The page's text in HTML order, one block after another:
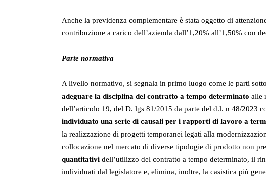
Anche la previdenza complementare è stata oggetto di
contribuzione a carico dell’azienda dall’1,20% all’1,50% con
Parte normativa
A livello normativo, si segnala in primo luogo come le parti
adeguare la disciplina del contratto a tempo determinato alle
dell’articolo 19, del D. lgs 81/2015 da parte del d.l. n 48/2023
individuato una serie di causali per i rapporti di lavoro a
la realizzazione di progetti temporanei legati alla
collocazione nel mercato di diverse tipologie di prodotto non
quantitativi dell’utilizzo del contratto a tempo determinato, il
individuati dal legislatore e, elimina, inoltre, la casistica più